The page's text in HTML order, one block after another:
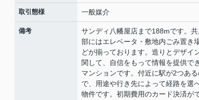
取引態様 一般媒介
備考
サンディ八幡屋店まで188mです。
部にはエレベータ・敷地内ごみ置き
どが揃っております。造りとデザイ
関して、自信をもって情報を提供で
マンションです。付近に駅が2つあ
で、用途や行き先によって経路を選
物件です。初期費用のカード決済が